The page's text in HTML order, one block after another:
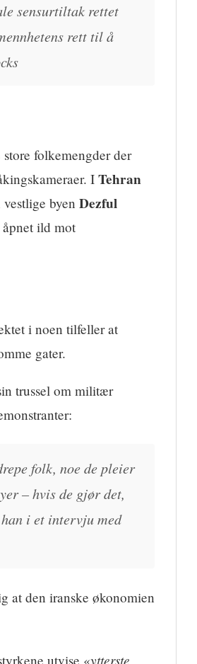
sensurtiltak rettet
rett til å
store folkemengder der
I Tehran
byen Dezful
ild mot
i noen tilfeller at
gater.
trussel om militær
folk, noe de pleier
– hvis de gjør det,
i et intervju med
at den iranske økonomien
utvise «ytterste